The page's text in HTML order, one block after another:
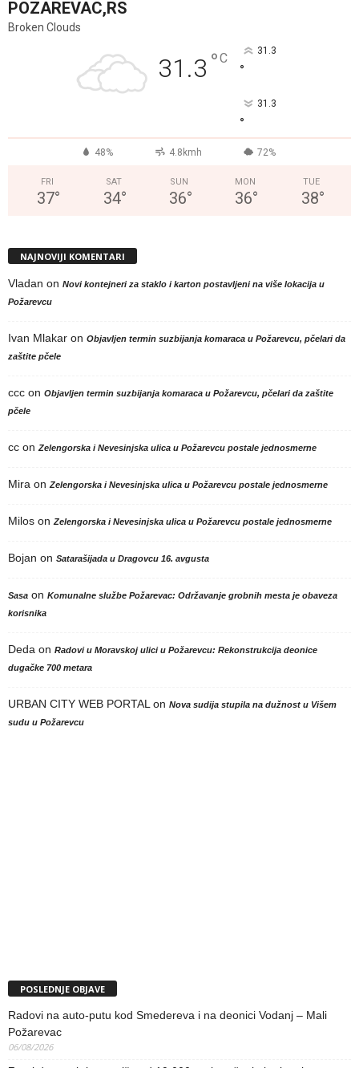
POZAREVAC,RS
Broken Clouds
31.3 °C 31.3
°
31.3
°
48% 4.8kmh 72%
FRI
37°
SAT
34°
SUN
36°
MON
36°
TUE
38°
NAJNOVIJI KOMENTARI
Vladan on Novi kontejneri za staklo i karton postavljeni na više lokacija u
Požarevcu
Ivan Mlakar on Objavljen termin suzbijanja komaraca u Požarevcu, pčelari da
zaštite pčele
ccc on Objavljen termin suzbijanja komaraca u Požarevcu, pčelari da zaštite
pčele
cc on Zelengorska i Nevesinjska ulica u Požarevcu postale jednosmerne
Mira on Zelengorska i Nevesinjska ulica u Požarevcu postale jednosmerne
Milos on Zelengorska i Nevesinjska ulica u Požarevcu postale jednosmerne
Bojan on Satarašijada u Dragovcu 16. avgusta
Sasa on Komunalne službe Požarevac: Održavanje grobnih mesta je obaveza
korisnika
Deda on Radovi u Moravskoj ulici u Požarevcu: Rekonstrukcija deonice
dugačke 700 metara
URBAN CITY WEB PORTAL on Nova sudija stupila na dužnost u Višem
sudu u Požarevcu
POSLEDNJE OBJAVE
Radovi na auto-putu kod Smedereva i na deonici Vodanj – Mali
Požarevac
06/08/2026